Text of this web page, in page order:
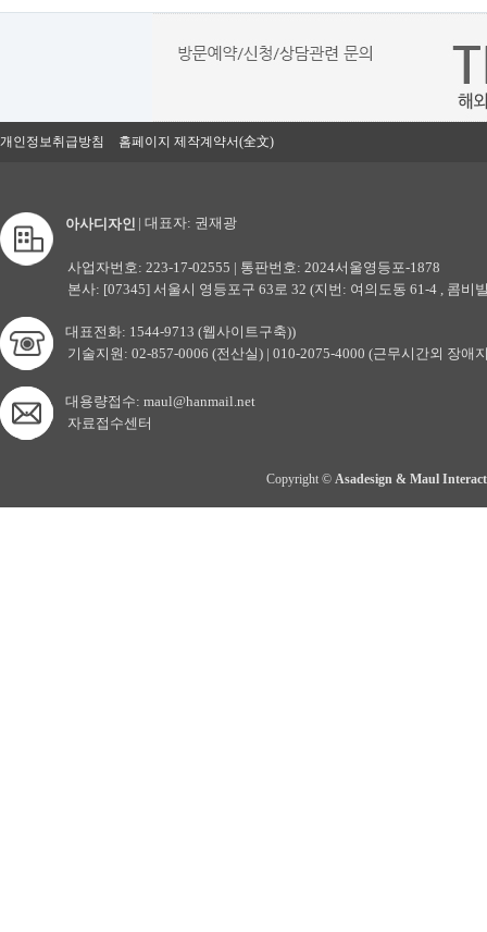
개인정보취급방침 홈페이지 제작계약서(全文)
아사디자인| 대표자: 권재광
사업자번호: 223-17-02555 | 통판번호: 2024서울영등포-1878
본사: [07345] 서울시 영등포구 63로 32 (지번: 여의도동 61-4 , 콤비
대표전화: 1544-9713 (웹사이트구축))
기술지원: 02-857-0006 (전산실) | 010-2075-4000 (근무시간외 장애
대용량접수: maul@hanmail.net
자료접수센터
Copyright © Asadesign & Maul